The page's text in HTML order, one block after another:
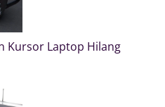
Kursor Laptop Hilang